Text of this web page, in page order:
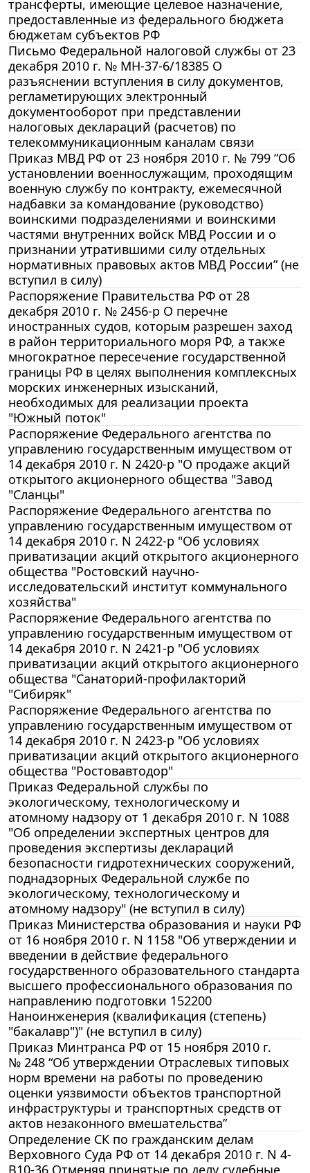
трансферты, имеющие целевое назначение,
предоставленные из федерального бюджета
бюджетам субъектов РФ
Письмо Федеральной налоговой службы от 23
декабря 2010 г. № МН-37-6/18385 О
разъяснении вступления в силу документов,
регламетирующих электронный
документооборот при представлении
налоговых деклараций (расчетов) по
телекоммуникационным каналам связи
Приказ МВД РФ от 23 ноября 2010 г. № 799 “Об
установлении военнослужащим, проходящим
военную службу по контракту, ежемесячной
надбавки за командование (руководство)
воинскими подразделениями и воинскими
частями внутренних войск МВД России и о
признании утратившими силу отдельных
нормативных правовых актов МВД России” (не
вступил в силу)
Распоряжение Правительства РФ от 28
декабря 2010 г. № 2456-р О перечне
иностранных судов, которым разрешен заход
в район территориального моря РФ, а также
многократное пересечение государственной
границы РФ в целях выполнения комплексных
морских инженерных изысканий,
необходимых для реализации проекта
"Южный поток"
Распоряжение Федерального агентства по
управлению государственным имуществом от
14 декабря 2010 г. N 2420-р "О продаже акций
открытого акционерного общества "Завод
"Сланцы"
Распоряжение Федерального агентства по
управлению государственным имуществом от
14 декабря 2010 г. N 2422-р "Об условиях
приватизации акций открытого акционерного
общества "Ростовский научно-
исследовательский институт коммунального
хозяйства"
Распоряжение Федерального агентства по
управлению государственным имуществом от
14 декабря 2010 г. N 2421-р "Об условиях
приватизации акций открытого акционерного
общества "Санаторий-профилакторий
"Сибиряк"
Распоряжение Федерального агентства по
управлению государственным имуществом от
14 декабря 2010 г. N 2423-р "Об условиях
приватизации акций открытого акционерного
общества "Ростовавтодор"
Приказ Федеральной службы по
экологическому, технологическому и
атомному надзору от 1 декабря 2010 г. N 1088
"Об определении экспертных центров для
проведения экспертизы деклараций
безопасности гидротехнических сооружений,
поднадзорных Федеральной службе по
экологическому, технологическому и
атомному надзору" (не вступил в силу)
Приказ Министерства образования и науки РФ
от 16 ноября 2010 г. N 1158 "Об утверждении и
введении в действие федерального
государственного образовательного стандарта
высшего профессионального образования по
направлению подготовки 152200
Наноинженерия (квалификация (степень)
"бакалавр")" (не вступил в силу)
Приказ Минтранса РФ от 15 ноября 2010 г.
№ 248 “Об утверждении Отраслевых типовых
норм времени на работы по проведению
оценки уязвимости объектов транспортной
инфраструктуры и транспортных средств от
актов незаконного вмешательства”
Определение СК по гражданским делам
Верховного Суда РФ от 14 декабря 2010 г. N 4-
В10-36 Отменяя принятые по делу судебные